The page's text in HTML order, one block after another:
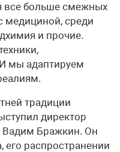
все больше смежных
медициной, среди
и прочие.
И мы адаптируем
традиции
директор
Бражкин. Он
его распространении